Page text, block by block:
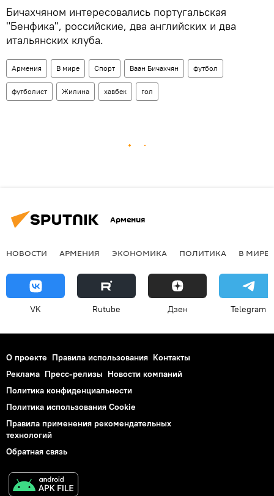
Бичахчяном интересовались португальская
"Бенфика", российские, два английских и два
итальянских клуба.
Армения В мире Спорт Ваан Бичахчян футбол
футболист Жилина хавбек гол
Армения
НОВОСТИ АРМЕНИЯ ЭКОНОМИКА ПОЛИТИКА В МИРЕ
VK Rutube Дзен Telegram
О проекте Правила использования Контакты
Реклама Пресс-релизы Новости компаний
Политика конфиденциальности
Политика использования Cookie
Правила применения рекомендательных
технологий
Обратная связь